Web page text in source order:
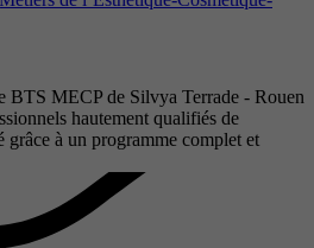
BTS MECP de Silvya Terrade - Rouen
hautement qualifiés de
grâce à un programme complet et